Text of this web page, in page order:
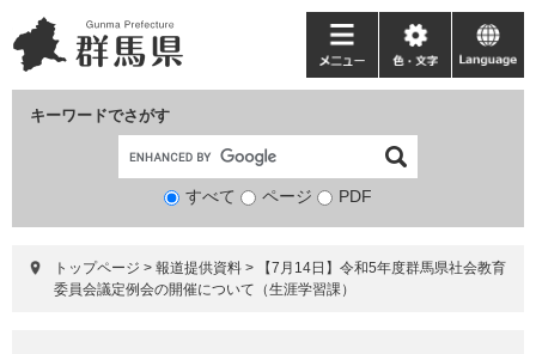
ー
ジ
ニ
ュ
て
キーワードでさがす
検
象
すべて ページ PDF
メ
ニ
ー
色・
文
language
トップページ > 報道提供資料 >
【7月14日】令和5年度群馬県社会教育
委員会議定例会の開催について（生涯学習課）